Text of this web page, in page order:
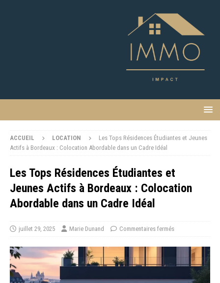
ACCUEIL LOCATION
Les Tops Résidences Étudiantes et Jeunes
Actifs à Bordeaux : Colocation Abordable dans un Cadre Idéal
Les Tops Résidences Étudiantes et
Jeunes Actifs à Bordeaux : Colocation
Abordable dans un Cadre Idéal
juillet 29, 2025 Marie Dunand Commentaires fermés